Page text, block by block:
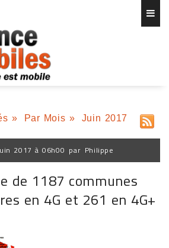
» Par Mois » Juin 2017
2017 à 06h00 par Philippe
de 1187 communes
en 4G et 261 en 4G+